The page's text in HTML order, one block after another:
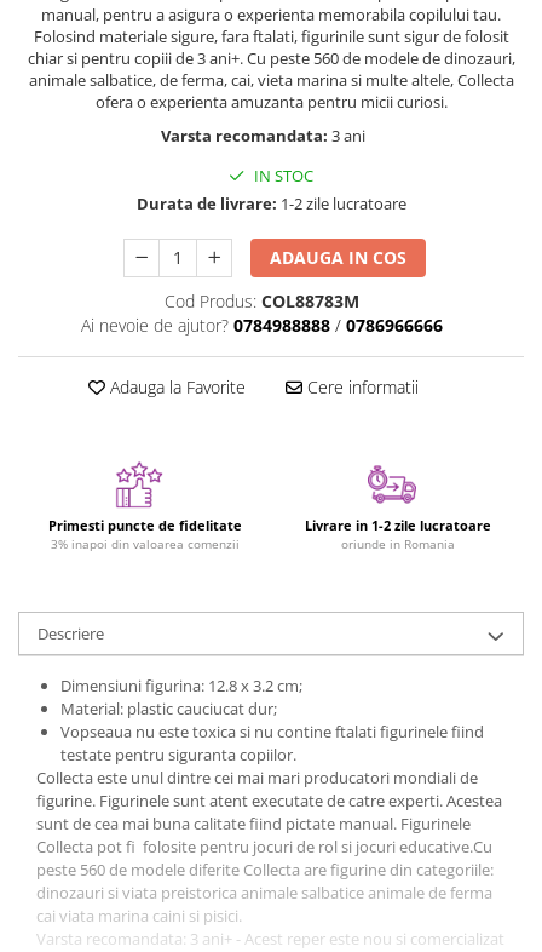
Nisip kinetic
Jucarii interactive
Proiector pentru copii
Instrumente muzicale pentru copii
Caruseluri muzicale
Bucatarii pentru copii
Banc de lucru pentru copii
Casa de papusi
Costum Halloween Copii
Animale de jucarie
Jucarii cu Dinozauri
Figurine cu animale domestice
Jucarii Montessori
Jucarii cu alfabet
Jucarii cu cifre
Seturi Numberblocks
Jucarii de motricitate
Jucarii fructe si legume
Puzzle-uri
Puzzle clasic
Cadou copii 8 ani
Cadou copii 9 ani
Cadou copii 10 ani
Cadou copii 11 ani
manual, pentru a asigura o experienta memorabila copilului tau.
Folosind materiale sigure, fara ftalati, figurinile sunt sigur de folosit
chiar si pentru copiii de 3 ani+. Cu peste 560 de modele de dinozauri,
animale salbatice, de ferma, cai, vieta marina si multe altele, Collecta
ofera o experienta amuzanta pentru micii curiosi.
Varsta recomandata: 3 ani
IN STOC
Durata de livrare: 1-2 zile lucratoare
ADAUGA IN COS
Cod Produs: COL88783M
Ai nevoie de ajutor? 0784988888 / 0786966666
Adauga la Favorite Cere informatii
Primesti puncte de fidelitate
3% inapoi din valoarea comenzii
Livrare in 1-2 zile lucratoare
oriunde in Romania
Descriere
Dimensiuni figurina: 12.8 x 3.2 cm;
Material: plastic cauciucat dur;
Vopseaua nu este toxica si nu contine ftalati figurinele fiind
testate pentru siguranta copiilor.
Collecta este unul dintre cei mai mari producatori mondiali de
figurine. Figurinele sunt atent executate de catre experti. Acestea
sunt de cea mai buna calitate fiind pictate manual. Figurinele
Collecta pot fi folosite pentru jocuri de rol si jocuri educative.Cu
peste 560 de modele diferite Collecta are figurine din categoriile:
dinozauri si viata preistorica animale salbatice animale de ferma
cai viata marina caini si pisici.
Varsta recomandata: 3 ani+ - Acest reper este nou si comercializat